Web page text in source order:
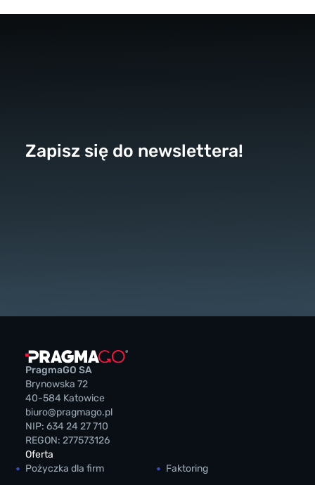
Zapisz się do newslettera!
PragmaGO SA
Brynowska 72
40-584 Katowice
biuro@pragmago.pl
NIP: 634 24 27 710
REGON: 277573126
Oferta
Pożyczka dla firm
Faktoring